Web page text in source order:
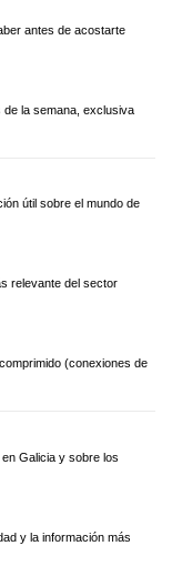
antes de acostarte
la semana, exclusiva
útil sobre el mundo de
relevante del sector
(conexiones de
Galicia y sobre los
y la información más